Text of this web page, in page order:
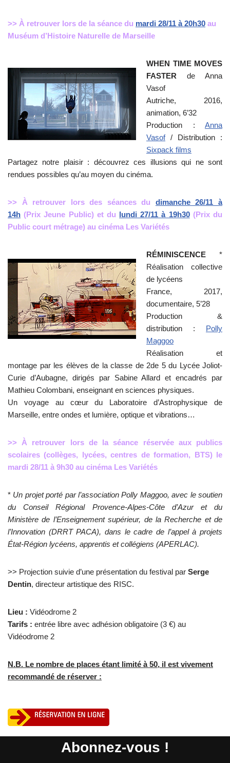
>> À retrouver lors de la séance du mardi 28/11 à 20h30 au
Muséum d’Histoire Naturelle de Marseille
WHEN TIME MOVES
FASTER de Anna
Vasof
Autriche, 2016,
animation, 6’32
Production : Anna
Vasof/ Distribution :
Sixpack films
Partagez notre plaisir : découvrez ces illusions qui ne sont
rendues possibles qu’au moyen du cinéma.
>> À retrouver lors des séances du dimanche 26/11 à
14h (Prix Jeune Public) et du lundi 27/11 à 19h30(Prix du
Public court métrage) au cinéma Les Variétés
RÉMINISCENCE *
Réalisation collective
de lycéens
France, 2017,
documentaire, 5’28
Production &
distribution : Polly
Maggoo
Réalisation et
montage par les élèves de la classe de 2de 5 du Lycée Joliot-
Curie d’Aubagne, dirigés par Sabine Allard et encadrés par
Mathieu Colombani, enseignant en sciences physiques.
Un voyage au cœur du Laboratoire d’Astrophysique de
Marseille, entre ondes et lumière, optique et vibrations…
>> À retrouver lors de la séance réservée aux publics
scolaires (collèges, lycées, centres de formation, BTS) le
mardi 28/11 à 9h30 au cinéma Les Variétés
* Un projet porté par l’association Polly Maggoo, avec le soutien
du Conseil Régional Provence-Alpes-Côte d’Azur et du
Ministère de l’Enseignement supérieur, de la Recherche et de
l’Innovation (DRRT PACA), dans le cadre de l’appel à projets
État-Région lycéens, apprentis et collégiens (APERLAC).
>> Projection suivie d’une présentation du festival par Serge
Dentin, directeur artistique des RISC.
Lieu : Vidéodrome 2
Tarifs : entrée libre avec adhésion obligatoire (3 €) au
Vidéodrome 2
N.B. Le nombre de places étant limité à 50, il est vivement
recommandé de réserver :
Abonnez-vous !